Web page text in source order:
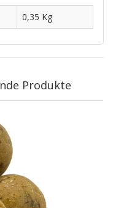
0,35 Kg
Produkte